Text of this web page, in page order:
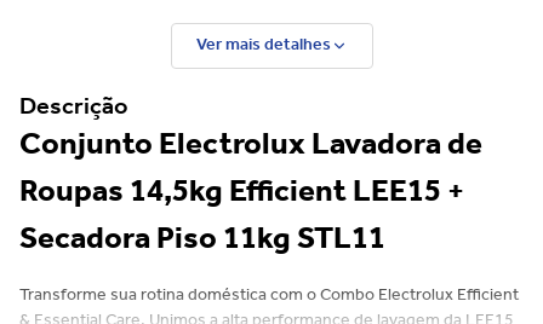
Ver mais detalhes
Descrição
Conjunto Electrolux Lavadora de
Roupas 14,5kg Efficient LEE15 +
Secadora Piso 11kg STL11
Transforme sua rotina doméstica com o Combo Electrolux Efficient